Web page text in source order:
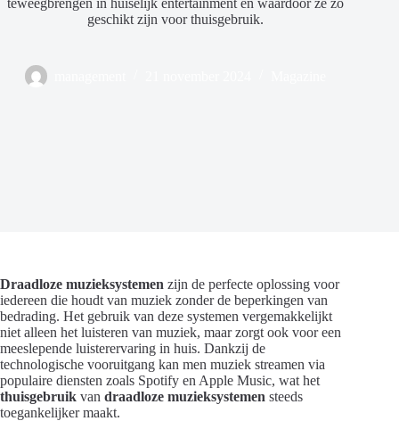
geschikt zijn voor thuisgebruik.
Draadloze muzieksystemen zijn de perfecte oplossing voor
iedereen die houdt van muziek zonder de beperkingen van
bedrading. Het gebruik van deze systemen vergemakkelijkt
niet alleen het luisteren van muziek, maar zorgt ook voor een
meeslepende luisterervaring in huis. Dankzij de
technologische vooruitgang kan men muziek streamen via
populaire diensten zoals Spotify en Apple Music, wat het
thuisgebruik van draadloze muzieksystemen steeds
toegankelijker maakt.